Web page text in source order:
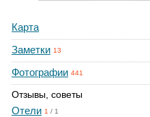
Карта
Заметки 13
Фотографии 441
Отзывы, советы
Отели 1 / 1